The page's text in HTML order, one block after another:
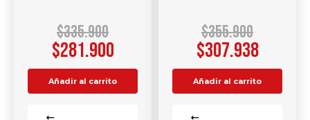
$335.900
$281.900
Añadir al carrito
$355.900
$307.938
Añadir al carrito